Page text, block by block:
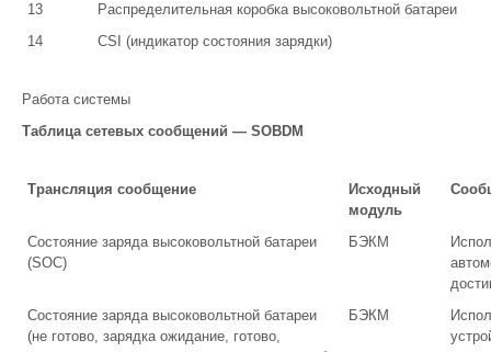
13
Распределительная коробка высоковольтной батареи
14
CSI (индикатор состояния зарядки)
Работа системы
Таблица сетевых сообщений — SOBDM
Трансляция сообщение
Исходный
модуль
Состояние заряда высоковольтной батареи
(SOC)
БЭКМ
Состояние заряда высоковольтной батареи
(не готово, зарядка ожидание, готово,
БЭКМ